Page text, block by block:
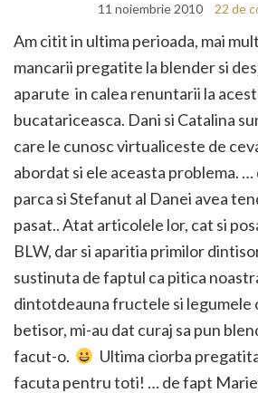
11 noiembrie 2010 22 de
Am citit in ultima perioada, mai
mancarii pregatite la blender si
aparute in calea renuntarii la
bucatariceasca. Dani si Catalina
care le cunosc virtualiceste de
abordat si ele aceasta problema. …
parca si Stefanut al Danei avea
pasat.. Atat articolele lor, cat si
BLW, dar si aparitia primilor
sustinuta de faptul ca pitica
dintotdeauna fructele si legumele
betisor, mi-au dat curaj sa pun
facut-o.
Ultima ciorba
facuta pentru toti! … de fapt